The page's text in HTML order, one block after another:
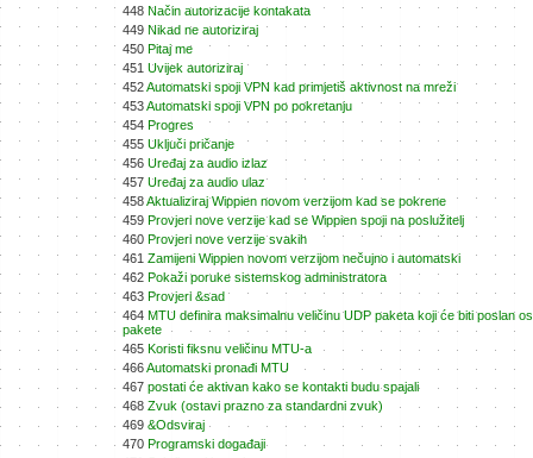
448 Način autorizacije kontakata
449 Nikad ne autoriziraj
450 Pitaj me
451 Uvijek autoriziraj
452Automatski spoji VPN kad primjetiš aktivnost na mreži
453Automatski spoji VPN po pokretanju
454 Progres
455 Uključi pričanje
456 Uređaj za audio izlaz
457 Uređaj za audio ulaz
458Aktualiziraj Wippien novom verzijom kad se pokrene
459 Provjeri nove verzije kad se Wippien spoji na poslužitelj
460 Provjeri nove verzije svakih
461 Zamijeni Wippien novom verzijom nečujno i automatski
462 Pokaži poruke sistemskog administratora
463 Provjeri &sad
464 MTU definira maksimalnu veličinu UDP paketa koji će biti poslan
pakete
465 Koristi fiksnu veličinu MTU-a
466Automatski pronađi MTU
467 postati će aktivan kako se kontakti budu spajali
468 Zvuk (ostavi prazno za standardni zvuk)
469 &Odsviraj
470 Programski događaji